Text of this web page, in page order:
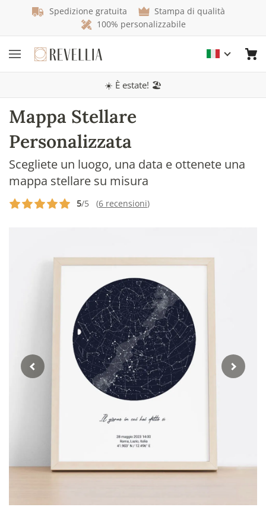
Spedizione gratuita
Stampa di qualità
100% personalizzabile
☀️ È estate! 🏖️
Mappa Stellare
Personalizzata
Scegliete un luogo, una data e ottenete una
mappa stellare su misura
5/5 (6 recensioni)